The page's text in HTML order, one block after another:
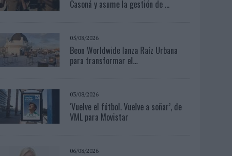
Casoná y asume la gestión de ...
05/08/2026
Beon Worldwide lanza Raíz Urbana
para transformar el...
03/08/2026
‘Vuelve el fútbol. Vuelve a soñar’, de
VML para Movistar
06/08/2026